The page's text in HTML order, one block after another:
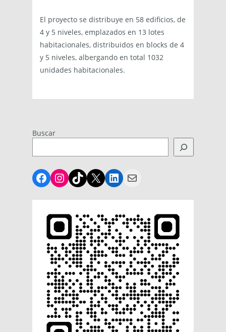
El proyecto se distribuye en 58 edificios, de
4 y 5 niveles, emplazados en 13 lotes
habitacionales, distribuidos en blocks de 4
y 5 niveles, albergando en total 1032
unidades habitacionales.
Buscar
Facebook
Instagram
TikTok
X LinkedIn
Mail